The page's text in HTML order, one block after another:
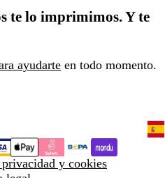
la late lo imprimimos. Y te
ayudarte en todo momento.
y cookies